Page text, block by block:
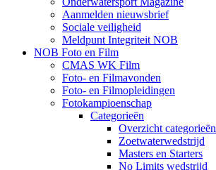
Aanmelden nieuwsbrief
Sociale veiligheid
Meldpunt Integriteit NOB
NOB Foto en Film
CMAS WK Film
Foto- en Filmavonden
Foto- en Filmopleidingen
Fotokampioenschap
Categorieën
Overzicht categorieën
Zoetwaterwedstrijd
Masters en Starters
No Limits wedstrijd